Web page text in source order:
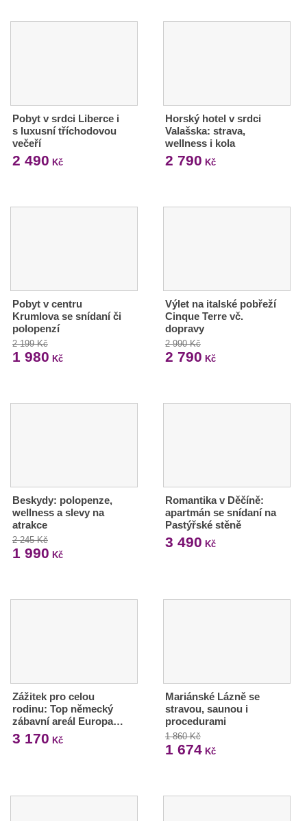
Pobyt v srdci Liberce i
s luxusní tříchodovou
večeří
2 490 Kč
Horský hotel v srdci
Valašska: strava,
wellness i kola
2 790 Kč
Pobyt v centru
Krumlova se snídaní či
polopenzí
2 199 Kč
1 980 Kč
Výlet na italské pobřeží
Cinque Terre vč.
dopravy
2 990 Kč
2 790 Kč
Beskydy: polopenze,
wellness a slevy na
atrakce
2 245 Kč
1 990 Kč
Romantika v Děčíně:
apartmán se snídaní na
Pastýřské stěně
3 490 Kč
Zážitek pro celou
rodinu: Top německý
zábavní areál Europa…
3 170 Kč
Mariánské Lázně se
stravou, saunou i
procedurami
1 860 Kč
1 674Kč